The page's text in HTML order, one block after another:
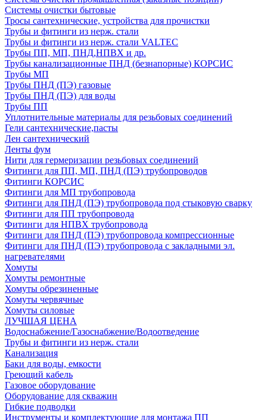
Системы очистки бытовые
Тросы сантехнические, устройства для прочистки
Трубы и фитинги из нерж. стали
Трубы и фитинги из нерж. стали VALTEC
Трубы ПП, МП, ПНД,НПВХ и др.
Трубы канализационные ПНД (безнапорные) КОРСИС
Трубы МП
Трубы ПНД (ПЭ) газовые
Трубы ПНД (ПЭ) для воды
Трубы ПП
Уплотнительные материалы для резьбовых соединений
Гели сантехнические,пасты
Лен сантехнический
Ленты фум
Нити для гермеризации резьбовых соединений
Фитинги для ПП, МП, ПНД (ПЭ) трубопроводов
Фитинги КОРСИС
Фитинги для МП трубопровода
Фитинги для ПНД (ПЭ) трубопровода под стыковую сварку
Фитинги для ПП трубопровода
Фитинги для НПВХ трубопровода
Фитинги для ПНД (ПЭ) трубопровода компрессионные
Фитинги для ПНД (ПЭ) трубопровода с закладными эл.
нагревателями
Хомуты
Хомуты ремонтные
Хомуты обрезиненные
Хомуты червячные
Хомуты силовые
ЛУЧШАЯ ЦЕНА
Водоснабжение/Газоснабжение/Водоотведение
Трубы и фитинги из нерж. стали
Канализация
Баки для воды, емкости
Греющий кабель
Газовое оборудование
Оборудование для скважин
Гибкие подводки
Инструменты и комплектующие для монтажа ПП